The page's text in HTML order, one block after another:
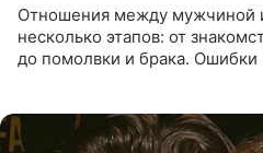
Отношения между мужчиной
несколько этапов: от
до помолвки и брака. Ошибки